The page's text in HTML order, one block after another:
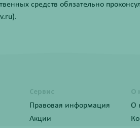
средств обязательно
Сервис
Правовая информация
Акции
О
О